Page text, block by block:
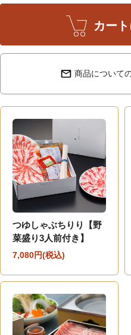
カー
商品について
つゆしゃぶちりり【野
菜盛り3人前付き】
7,080円(税込)